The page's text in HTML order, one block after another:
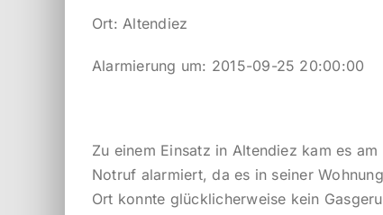
Ort: Altendiez
Alarmierung um: 2015-09-25 20:00:00
Zu einem Einsatz in Altendiez kam es
Notruf alarmiert, da es in seiner
Ort konnte glücklicherweise kein